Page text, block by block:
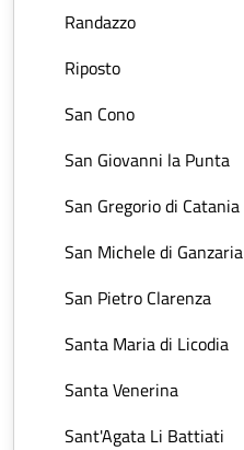
Randazzo
Riposto
San Cono
San Giovanni la Punta
San Gregorio di Catania
San Michele di Ganzaria
San Pietro Clarenza
Santa Maria di Licodia
Santa Venerina
Sant'Agata Li Battiati